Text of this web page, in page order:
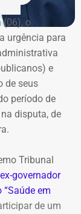
(06), o
urgência para
e
de seus
período de
disputa, de
Tribunal
governador
em
de um